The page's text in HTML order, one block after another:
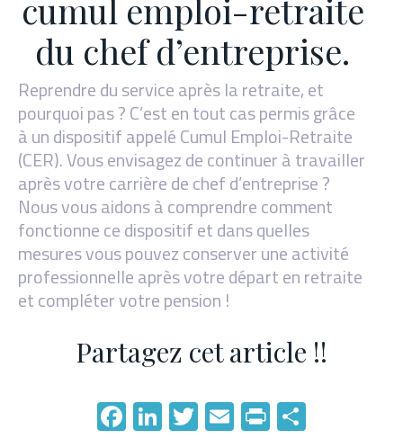
cumul emploi-retraite
du chef d’entreprise.
Reprendre du service après la retraite, et
pourquoi pas ? C’est en tout cas permis grâce
à un dispositif appelé Cumul Emploi-Retraite
(CER). Vous envisagez de continuer à travailler
après votre carrière de chef d’entreprise ?
Nous vous aidons à comprendre comment
fonctionne ce dispositif et dans quelles
mesures vous pouvez conserver une activité
professionnelle après votre départ en retraite
et compléter votre pension !
Partagez cet article !!
Facebook
LinkedIn
Twitter
Email